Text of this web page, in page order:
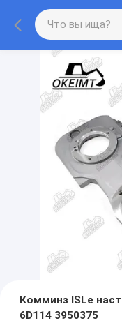
Комминз ISLe
6D114 3950375